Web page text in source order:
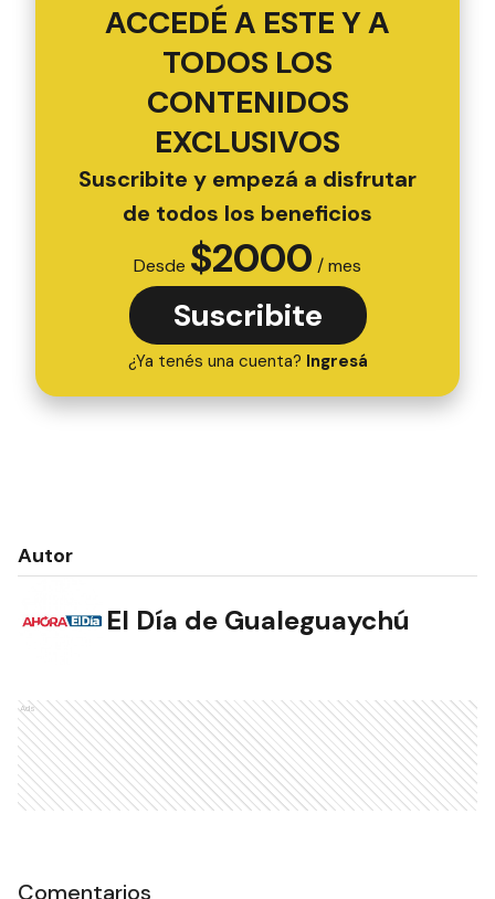
ACCEDÉ A ESTE Y A
TODOS LOS
CONTENIDOS
EXCLUSIVOS
Suscribite y empezá a disfrutar
de todos los beneficios
Desde $2000 / mes
Suscribite
¿Ya tenés una cuenta? Ingresá
Autor
El Día de Gualeguaychú
Ads
Comentarios